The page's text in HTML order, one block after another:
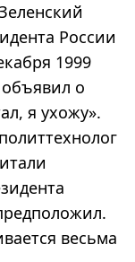
России
1999
о
я ухожу».
весьма